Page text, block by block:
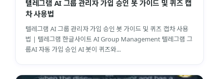
텔레그램 AI 그룹 관리자 가입 승인 봇 가이드 및 퀴즈 캡
차 사용법
텔레그램 AI 그룹 관리자 가입 승인 봇 가이드 및 퀴즈 캡차 사용
법 | 텔레그램 한글사이트 AI Group Management 텔레그램 그
룹AI 자동 가입 승인 AI 봇이 퀴즈와...